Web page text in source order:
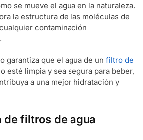
se mueve el agua en la naturaleza.
la estructura de las moléculas de
contaminación
garantiza que el agua de un filtro de
esté limpia y sea segura para beber,
a una mejor hidratación y
de filtros de agua